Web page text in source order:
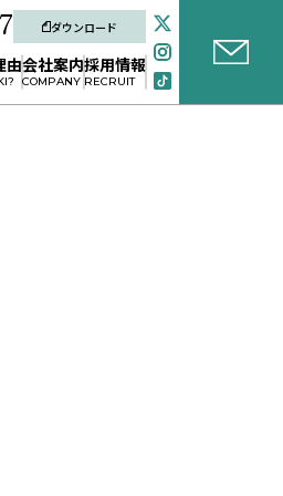
ダウンロード
由会社案内採用情報